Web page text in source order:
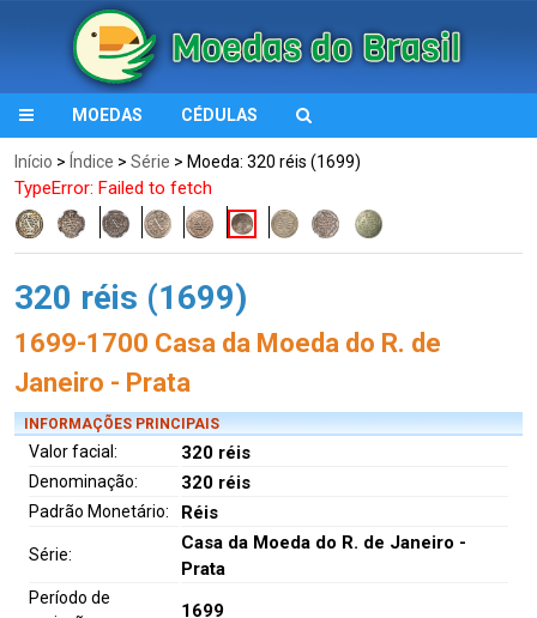
MOEDAS CÉDULAS
Início > Índice > Série > Moeda: 320 réis (1699)
TypeError: Failed to fetch
320 réis (1699)
1699-1700 Casa da Moeda do R. de
Janeiro - Prata
INFORMAÇÕES PRINCIPAIS
Valor facial: 320 réis
Denominação: 320 réis
Padrão Monetário: Réis
Série:
Casa da Moeda do R. de Janeiro -
Prata
Período de
1699